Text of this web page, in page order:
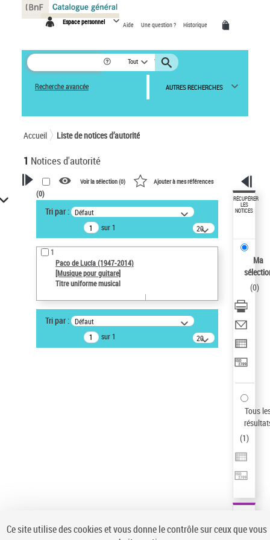
Espace personnel Aide Une question ? Historique
Tout
Recherche avancée AUTRES RECHERCHES
Accueil Liste de notices d’autorité
1 Notices d'autorité
VOTRE RECHERCHE
Recherche avancée dans les
notices d’autorité
Œuvres liées à l'auteur :
Paco de Lucía (1947-2014)
Statut de la notice d’autorité
Type de notice d'autorité
Œuvre
Sauvegarder votre recherche
Voir la sélection (0) Ajouter à mes références
(0)
Tri par : Défaut
sur 1
20
résultats/page
1
Paco de Lucía (1947-2014)
[Musique pour guitare]
Titre uniforme musical
Tri par : Défaut
sur 1
20
résultats/page
RÉCUPÉRER
LES
NOTICES
Ma
(0)
Tous
(1)
Panneau de gestion des cookies
Ce site utilise des cookies et vous donne le contrôle sur ceux que vous